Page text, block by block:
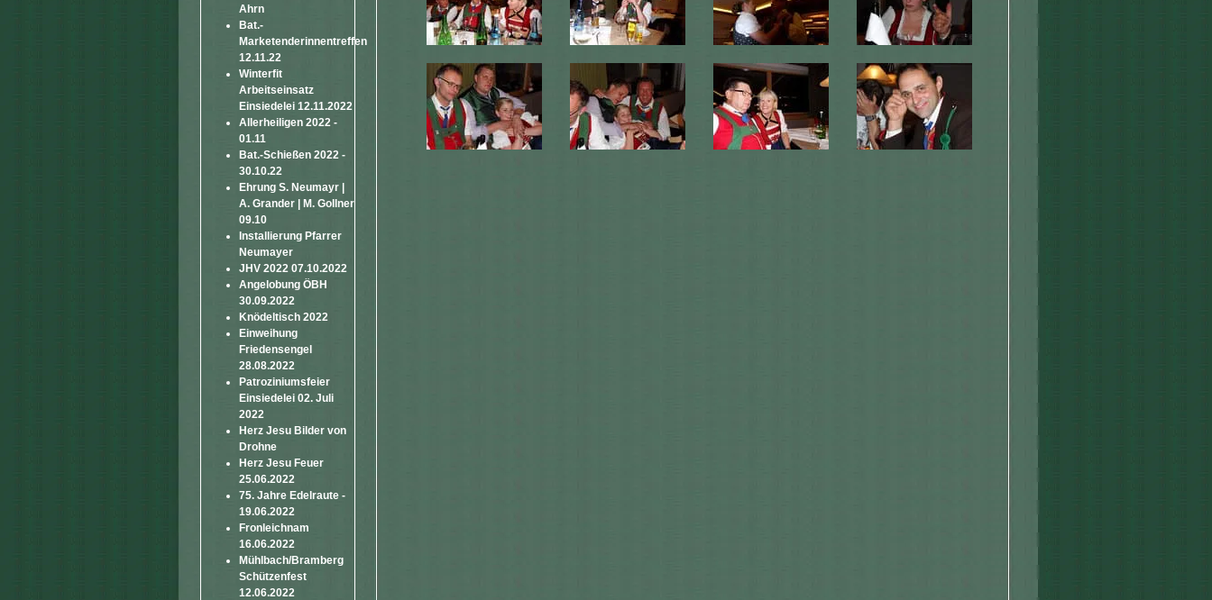
Ahrn
Bat.-
Marketenderinnentreffen
12.11.22
Winterfit
Arbeitseinsatz
Einsiedelei 12.11.2022
Allerheiligen 2022 -
01.11
Bat.-Schießen 2022 -
30.10.22
Ehrung S. Neumayr |
A. Grander | M. Gollner
09.10
Installierung Pfarrer
Neumayer
JHV 2022 07.10.2022
Angelobung ÖBH
30.09.2022
Knödeltisch 2022
Einweihung
Friedensengel
28.08.2022
Patroziniumsfeier
Einsiedelei 02. Juli
2022
Herz Jesu Bilder von
Drohne
Herz Jesu Feuer
25.06.2022
75. Jahre Edelraute -
19.06.2022
Fronleichnam
16.06.2022
Mühlbach/Bramberg
Schützenfest
12.06.2022